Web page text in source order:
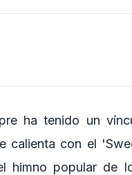
ha tenido un
calienta con el
himno popular de